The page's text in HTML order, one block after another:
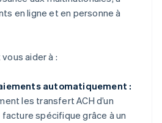
en ligne et en personne à
aider à :
automatiquement :
les transfert ACH d’un
facture spécifique grâce à un